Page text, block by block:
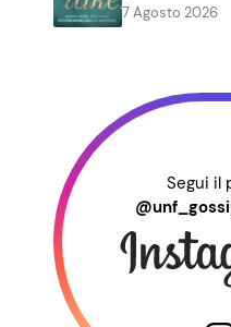
7 Agosto 2026
Segui il